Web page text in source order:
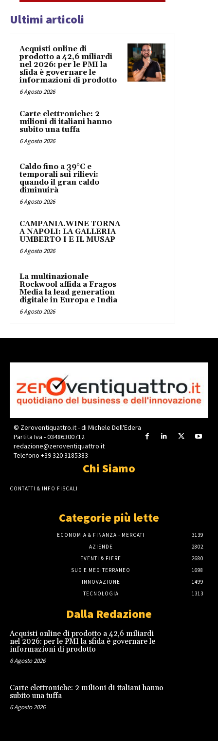
Ultimi articoli
Acquisti online di
prodotto a 42,6 miliardi
nel 2026: per le PMI la
sfida è governare le
informazioni di prodotto
6 Agosto 2026
Carte elettroniche: 2
milioni di italiani hanno
subito una tuffa
6 Agosto 2026
Caldo fino a 39°C e
temporali sui rilievi:
quando il gran caldo
diminuirà
6 Agosto 2026
CAMPANIA.WINE TORNA
A NAPOLI: LA GALLERIA
UMBERTO I E IL MUSAP
6 Agosto 2026
La multinazionale
Rockwool affida a Fragos
Media la lead generation
digitale in Europa e India
6 Agosto 2026
© Zeroventiquattro.it - di Michele Dell'Edera
Partita Iva - 03486300712
redazione@zeroventiquattro.it
Telefono +39 320 3185383
Chi Siamo
CONTATTI & INFO FISCALI
Categorie più lette
ECONOMIA & FINANZA - MERCATI
3139
AZIENDE
2802
EVENTI & FIERE
2680
SUD E MEDITERRANEO
1698
INNOVAZIONE
1499
TECNOLOGIA
1313
Dalla Redazione
Acquisti online di prodotto a 42,6 miliardi
nel 2026: per le PMI la sfida è governare le
informazioni di prodotto
6 Agosto 2026
Carte elettroniche: 2 milioni di italiani hanno
subito una tuffa
6 Agosto 2026